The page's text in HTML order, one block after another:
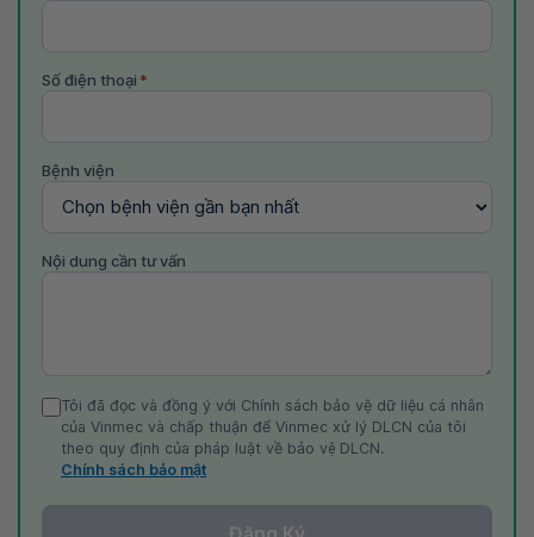
Số điện thoại *
Bệnh viện
Nội dung cần tư vấn
Tôi đã đọc và đồng ý với Chính sách bảo vệ dữ liệu cá nhân
của Vinmec và chấp thuận để Vinmec xử lý DLCN của tôi
theo quy định của pháp luật về bảo vệ DLCN.
Chính sách bảo mật